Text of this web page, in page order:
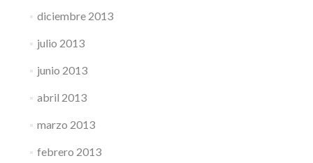
diciembre 2013
julio 2013
junio 2013
abril 2013
marzo 2013
febrero 2013